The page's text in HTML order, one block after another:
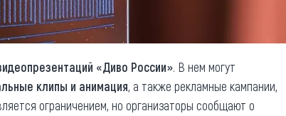
«Диво России». В нем могут
клипы и анимация, а также рекламные кампании,
ограничением, но организаторы сообщают о